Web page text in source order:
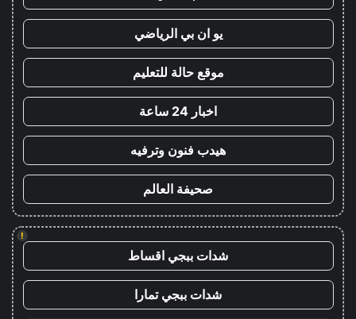
يو ان بي الرياضي
موقع حالة للتعليم
اخبار 24 ساعة
هيدب فنون وترفيه
صحيفة العالم
!
شدات ببجي اقساط
شدات ببجي تمارا